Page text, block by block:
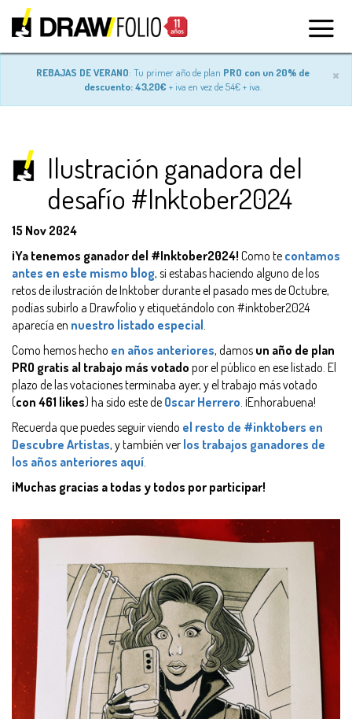
×
REBAJAS DE VERANO: Tu primer año de plan PRO con un 20% de
descuento: 43,20€ + iva en vez de 54€ + iva.
Ilustración ganadora del
desafío #Inktober2024
15 Nov 2024
¡Ya tenemos ganador del #Inktober2024! Como te contamos
antes en este mismo blog, si estabas haciendo alguno de los
retos de ilustración de Inktober durante el pasado mes de Octubre,
podías subirlo a Drawfolio y etiquetándolo con #inktober2024
aparecía en nuestro listado especial.
Como hemos hecho en años anteriores, damos un año de plan
PRO gratis al trabajo más votado por el público en ese listado. El
plazo de las votaciones terminaba ayer, y el trabajo más votado
(con 461 likes) ha sido este de Oscar Herrero. ¡Enhorabuena!
Recuerda que puedes seguir viendo el resto de #inktobers en
Descubre Artistas, y también ver los trabajos ganadores de
los años anteriores aquí.
¡Muchas gracias a todas y todos por participar!